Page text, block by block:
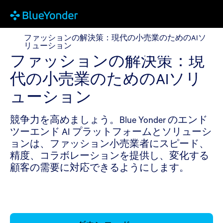
ファッションの解決策：現代の小売業のためのAIソリ
ファッションの解決策：現代の小売業のためのAIソ
リューション
ファッションの解決策：現
代の小売業のためのAIソリ
ューション
競争力を高めましょう。Blue Yonder のエンド
ツーエンド AI プラットフォームとソリューシ
ョンは、ファッション小売業者にスピード、
精度、コラボレーションを提供し、変化する
顧客の需要に対応できるようにします。